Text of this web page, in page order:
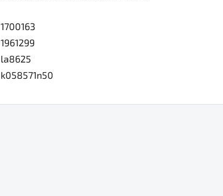
1700163
1961299
la8625
k058571n50